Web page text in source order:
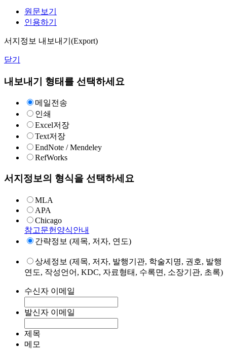
원문보기
인용하기
서지정보 내보내기(Export)
닫기
내보내기 형태를 선택하세요
메일전송
인쇄
Excel저장
Text저장
EndNote / Mendeley
RefWorks
서지정보의 형식을 선택하세요
MLA
APA
Chicago
참고문헌양식안내
간략정보 (제목, 저자, 연도)
상세정보 (제목, 저자, 발행기관, 학술지명, 권호, 발행
연도, 작성언어, KDC, 자료형태, 수록면, 소장기관, 초록)
수신자 이메일
발신자 이메일
제목
메모